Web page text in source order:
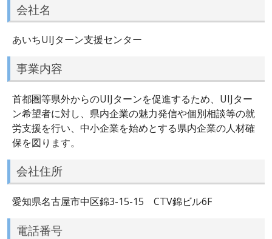
会社名
あいちUIJターン支援センター
事業内容
首都圏等県外からのUIJターンを促進するため、UIJター
ン希望者に対し、県内企業の魅力発信や個別相談等の就
労支援を行い、中小企業を始めとする県内企業の人材確
保を図ります。
会社住所
愛知県名古屋市中区錦3-15-15 CTV錦ビル6F
電話番号